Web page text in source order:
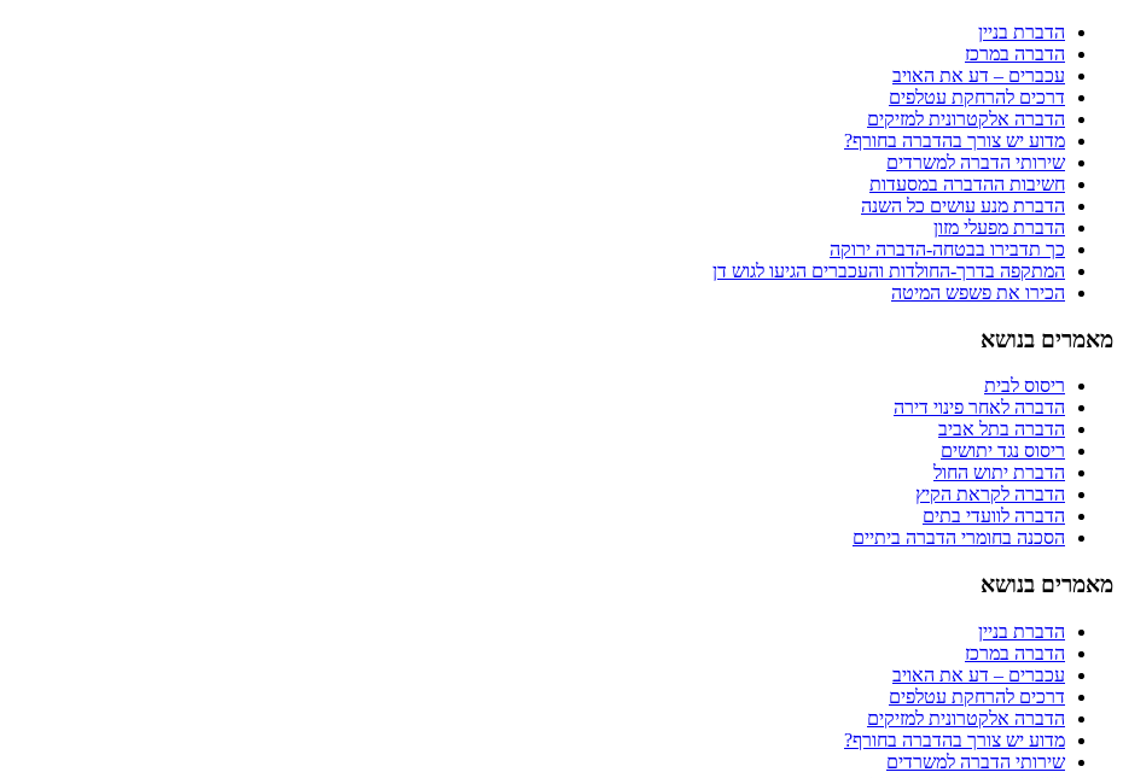
הדברת בניין
הדברה במרכז
עכברים – דע את האויב
דרכים להרחקת עטלפים
הדברה אלקטרונית למזיקים
מדוע יש צורך בהדברה בחורף?
שירותי הדברה למשרדים
חשיבות ההדברה במסעדות
הדברת מנע עושים כל השנה
הדברת מפעלי מזון
כך תדבירו בבטחה-הדברה ירוקה
המתקפה בדרך-החולדות והעכברים הגיעו לגוש דן
הכירו את פשפש המיטה
מאמרים בנושא
ריסוס לבית
הדברה לאחר פינוי דירה
הדברה בתל אביב
ריסוס נגד יתושים
הדברת יתוש החול
הדברה לקראת הקיץ
הדברה לוועדי בתים
הסכנה בחומרי הדברה ביתיים
מאמרים בנושא
הדברת בניין
הדברה במרכז
עכברים – דע את האויב
דרכים להרחקת עטלפים
הדברה אלקטרונית למזיקים
מדוע יש צורך בהדברה בחורף?
שירותי הדברה למשרדים